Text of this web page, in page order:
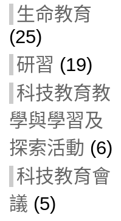
生命教育
(25)
研習 (19)
科技教育教
學與學習及
探索活動 (6)
科技教育會
議 (5)